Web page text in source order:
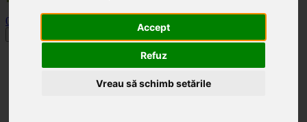
Accept
Refuz
Vreau să schimb setările
0
Categorii